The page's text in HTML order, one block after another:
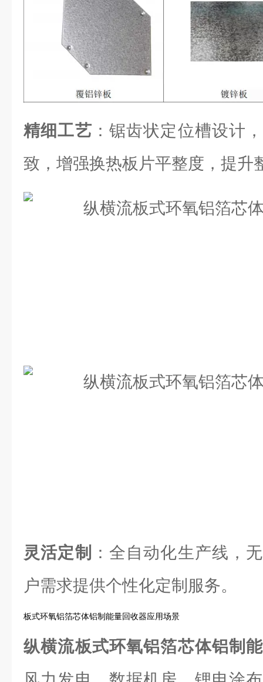
精细工艺 ：锯齿状定位槽设计
致，增强换热板片平整度，提升
灵活定制
：全自动化生产线，
户需求提供个性化定制服务。
板式环氧铝箔芯体铝制能量回收器应用场景
纵横流板式环氧铝箔芯体铝制